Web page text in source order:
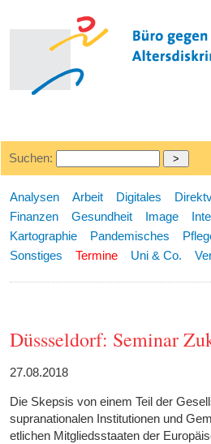
Suchen:
Analysen Arbeit Digitales
Finanzen
Gesundheit Image
Kartographie
Pandemisches
Sonstiges
Termine Uni & Co.
Düssseldorf: Seminar
27.08.2018
Die Skepsis von einem Teil der
supranationalen Institutionen und
etlichen Mitgliedsstaaten der